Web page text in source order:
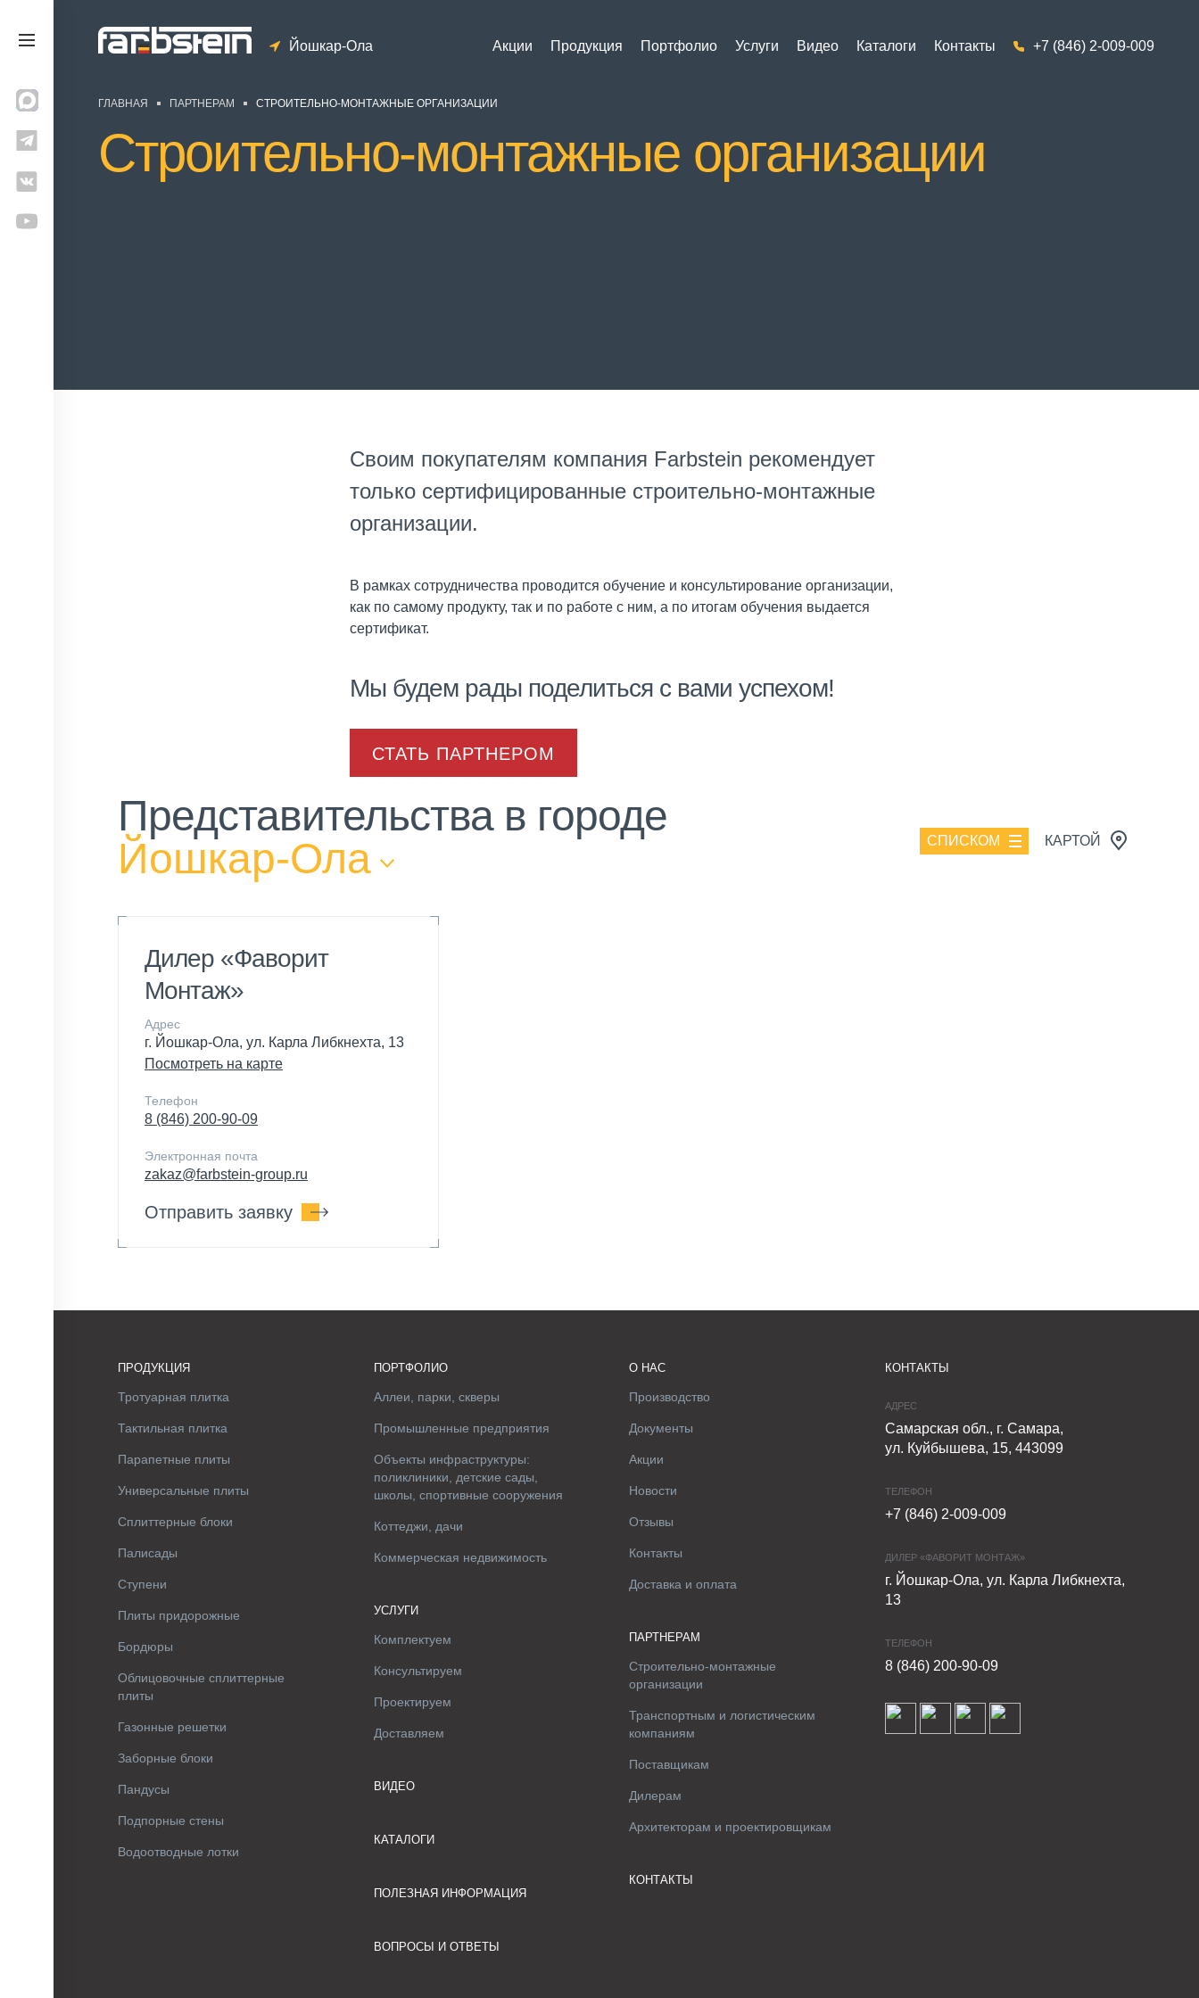
Йошкар-Ола Акции Продукция Портфолио Услуги Видео Каталоги Контакты +7 (846) 2-009-009
ГЛАВНАЯ ПАРТНЕРАМ СТРОИТЕЛЬНО-МОНТАЖНЫЕ ОРГАНИЗАЦИИ
Строительно-монтажные организации
Своим покупателям компания Farbstein рекомендует
только сертифицированные строительно-монтажные
организации.
В рамках сотрудничества проводится обучение и консультирование организации,
как по самому продукту, так и по работе с ним, а по итогам обучения выдается
сертификат.
Мы будем рады поделиться с вами успехом!
СТАТЬ ПАРТНЕРОМ
Представительства в городе
Йошкар-Ола
СПИСКОМ КАРТОЙ
Дилер «Фаворит
Монтаж»
Адрес
г. Йошкар-Ола, ул. Карла Либкнехта, 13
Посмотреть на карте
Телефон
8 (846) 200-90-09
Электронная почта
zakaz@farbstein-group.ru
Отправить заявку
ПРОДУКЦИЯ
Тротуарная плитка
Тактильная плитка
Парапетные плиты
Универсальные плиты
Сплиттерные блоки
Палисады
Ступени
Плиты придорожные
Бордюры
Облицовочные сплиттерные
плиты
Газонные решетки
Заборные блоки
Пандусы
Подпорные стены
Водоотводные лотки
ПОРТФОЛИО
Аллеи, парки, скверы
Промышленные предприятия
Объекты инфраструктуры:
поликлиники, детские сады,
школы, спортивные сооружения
Коттеджи, дачи
Коммерческая недвижимость
УСЛУГИ
Комплектуем
Консультируем
Проектируем
Доставляем
ВИДЕО
КАТАЛОГИ
ПОЛЕЗНАЯ ИНФОРМАЦИЯ
ВОПРОСЫ И ОТВЕТЫ
О НАС
Производство
Документы
Акции
Новости
Отзывы
Контакты
Доставка и оплата
ПАРТНЕРАМ
Строительно-монтажные
организации
Транспортным и логистическим
компаниям
Поставщикам
Дилерам
Архитекторам и проектировщикам
КОНТАКТЫ
КОНТАКТЫ
АДРЕС
Самарская обл., г. Самара,
ул. Куйбышева, 15, 443099
ТЕЛЕФОН
+7 (846) 2-009-009
ДИЛЕР «ФАВОРИТ МОНТАЖ»
г. Йошкар-Ола, ул. Карла Либкнехта,
13
ТЕЛЕФОН
8 (846) 200-90-09